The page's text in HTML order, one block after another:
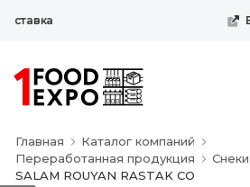
Главная
Каталог компаний
Переработанная продукция
Снеки
SALAM ROUYAN RASTAK CO